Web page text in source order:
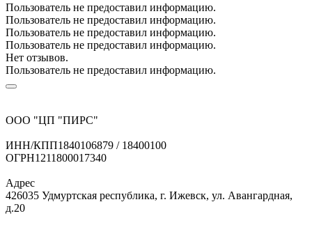
Пользователь не предоставил информацию.
Пользователь не предоставил информацию.
Пользователь не предоставил информацию.
Пользователь не предоставил информацию.
Нет отзывов.
Пользователь не предоставил информацию.
ООО "ЦП "ПИРС"
ИНН/КПП1840106879 / 18400100
ОГРН1211800017340
Адрес
426035 Удмуртская республика, г. Ижевск, ул. Авангардная,
д.20